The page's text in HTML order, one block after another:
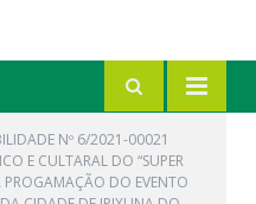
Nº 6/2021-00021
E CULTARAL DO “SUPER
PROGAMAÇÃO DO EVENTO